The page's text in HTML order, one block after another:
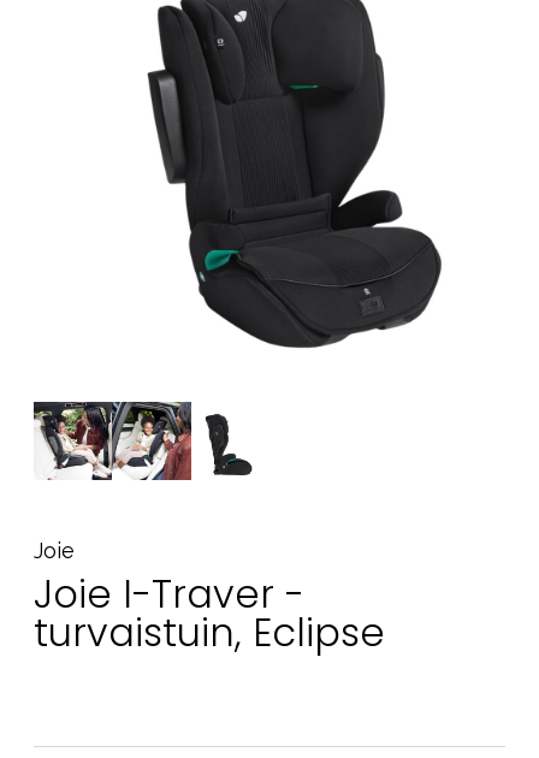
Joie
Joie I-Traver -
turvaistuin, Eclipse
Äiti & Isä
Huonekalut & vuodevaatteet
Tarvikkeet
Varaosat
Kampanjat
Lahjavinkkejä
Suosikit
Tavaramerkit
Aurinko ja uinti